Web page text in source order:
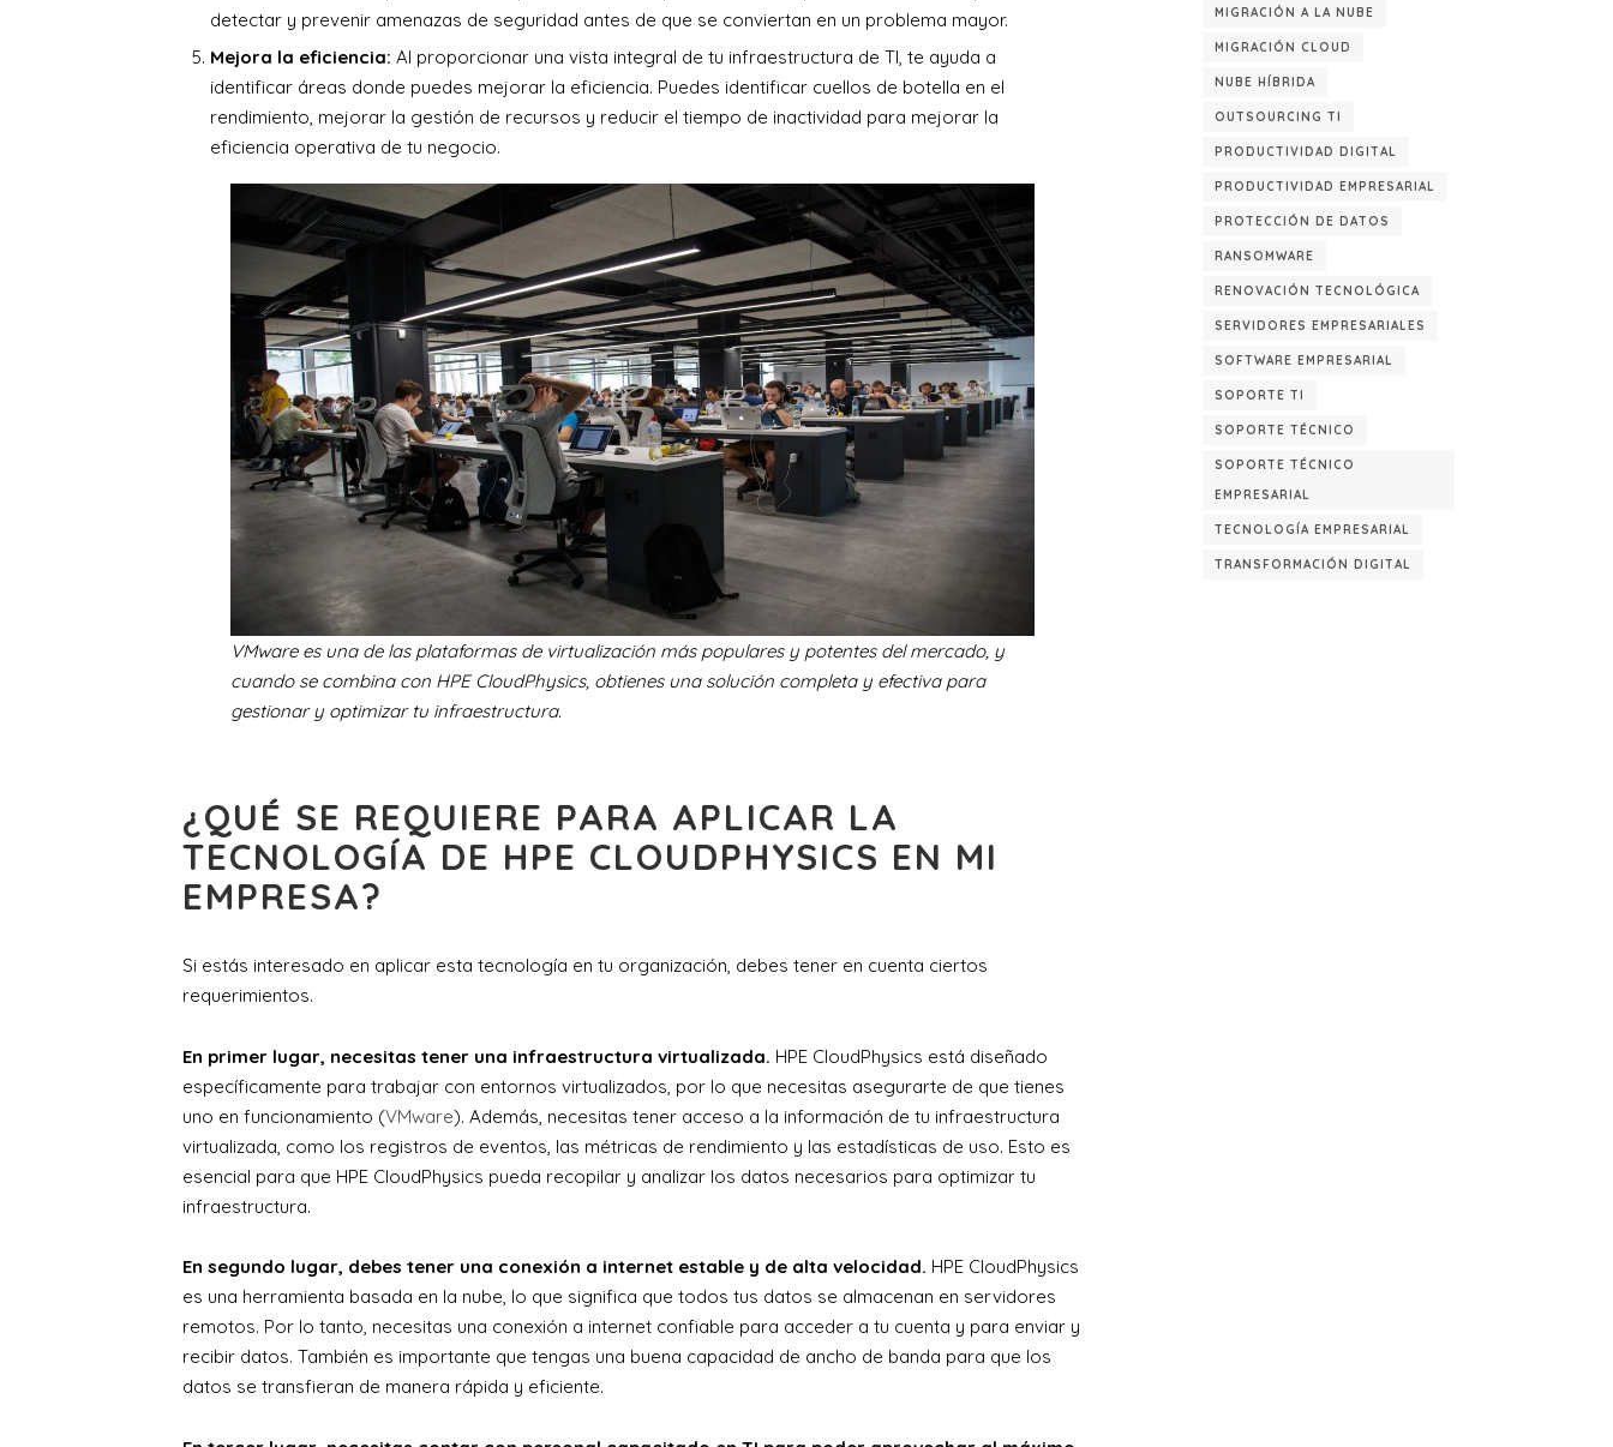
detectar y prevenir amenazas de seguridad antes de que se conviertan en un problema mayor.
Mejora la eficiencia: Al proporcionar una vista integral de tu infraestructura de TI, te ayuda a
identificar áreas donde puedes mejorar la eficiencia. Puedes identificar cuellos de botella en el
rendimiento, mejorar la gestión de recursos y reducir el tiempo de inactividad para mejorar la
eficiencia operativa de tu negocio.
VMware es una de las plataformas de virtualización más populares y potentes del mercado, y
cuando se combina con HPE CloudPhysics, obtienes una solución completa y efectiva para
gestionar y optimizar tu infraestructura.
¿QUÉ SE REQUIERE PARA APLICAR LA
TECNOLOGÍA DE HPE CLOUDPHYSICS EN MI
EMPRESA?
Si estás interesado en aplicar esta tecnología en tu organización, debes tener en cuenta ciertos
requerimientos.
En primer lugar, necesitas tener una infraestructura virtualizada. HPE CloudPhysics está diseñado
específicamente para trabajar con entornos virtualizados, por lo que necesitas asegurarte de que tienes
uno en funcionamiento (VMware). Además, necesitas tener acceso a la información de tu infraestructura
virtualizada, como los registros de eventos, las métricas de rendimiento y las estadísticas de uso. Esto es
esencial para que HPE CloudPhysics pueda recopilar y analizar los datos necesarios para optimizar tu
infraestructura.
En segundo lugar, debes tener una conexión a internet estable y de alta velocidad. HPE CloudPhysics
es una herramienta basada en la nube, lo que significa que todos tus datos se almacenan en servidores
remotos. Por lo tanto, necesitas una conexión a internet confiable para acceder a tu cuenta y para enviar y
recibir datos. También es importante que tengas una buena capacidad de ancho de banda para que los
datos se transfieran de manera rápida y eficiente.
MIGRACIÓN A LA NUBE
MIGRACIÓN CLOUD
NUBE HÍBRIDA
OUTSOURCING TI
PRODUCTIVIDAD DIGITAL
PRODUCTIVIDAD EMPRESARIAL
PROTECCIÓN DE DATOS
RANSOMWARE
RENOVACIÓN TECNOLÓGICA
SERVIDORES EMPRESARIALES
SOFTWARE EMPRESARIAL
SOPORTE TI
SOPORTE TÉCNICO
SOPORTE TÉCNICO
EMPRESARIAL
TECNOLOGÍA EMPRESARIAL
TRANSFORMACIÓN DIGITAL